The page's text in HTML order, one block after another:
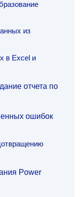
из
в Excel и
отчета по
ошибок
Power